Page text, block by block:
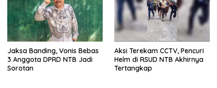
Jaksa Banding, Vonis Bebas
3 Anggota DPRD NTB Jadi
Sorotan
Aksi Terekam CCTV, Pencuri
Helm di RSUD NTB Akhirnya
Tertangkap